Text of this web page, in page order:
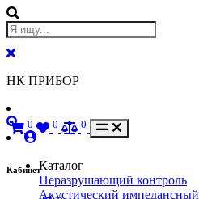
НК ПРИБОР
Кабинет
0 0 0
Каталог
Неразрушающий контроль
Акустический